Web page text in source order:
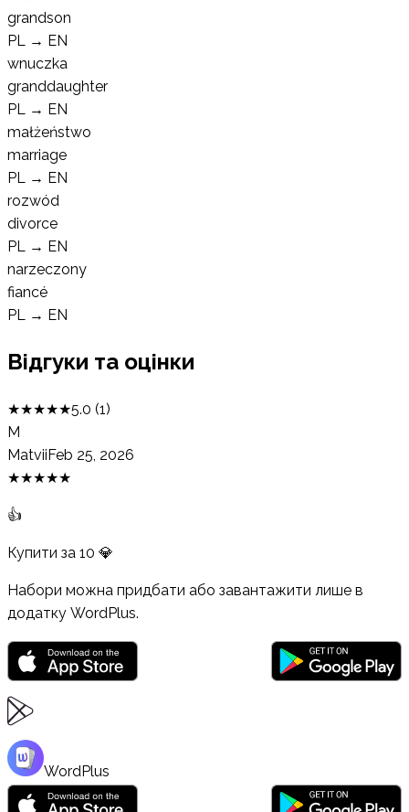
grandson
PL → EN
wnuczka
granddaughter
PL → EN
małżeństwo
marriage
PL → EN
rozwód
divorce
PL → EN
narzeczony
fiancé
PL → EN
Відгуки та оцінки
★★★★★5.0 (1)
M
MatviiFeb 25, 2026
★★★★★
👍
Купити за 10 💎
Набори можна придбати або завантажити лише в
додатку WordPlus.
WordPlus